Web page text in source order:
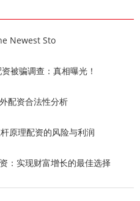
Newest Sto
被骗调查：真相曝光！
配资合法性分析
原理配资的风险与利润
：实现财富增长的最佳选择